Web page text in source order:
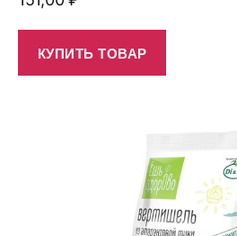
КУПИТЬ ТОВАР